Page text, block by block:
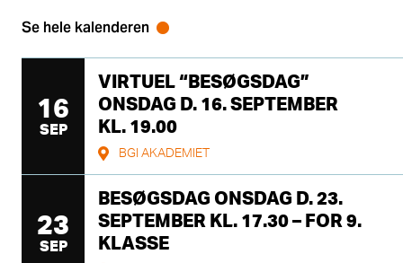
Se hele kalenderen
16
SEP
VIRTUEL “BESØGSDAG”
ONSDAG D. 16. SEPTEMBER
KL. 19.00
BGI AKADEMIET
23
SEP
BESØGSDAG ONSDAG D. 23.
SEPTEMBER KL. 17.30 – FOR 9.
KLASSE